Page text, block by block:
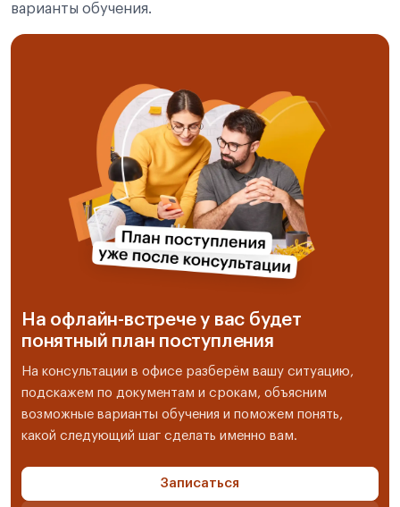
варианты обучения.
На офлайн-встрече у вас будет
понятный план поступления
На консультации в офисе разберём вашу ситуацию,
подскажем по документам и срокам, объясним
возможные варианты обучения и поможем понять,
какой следующий шаг сделать именно вам.
Записаться